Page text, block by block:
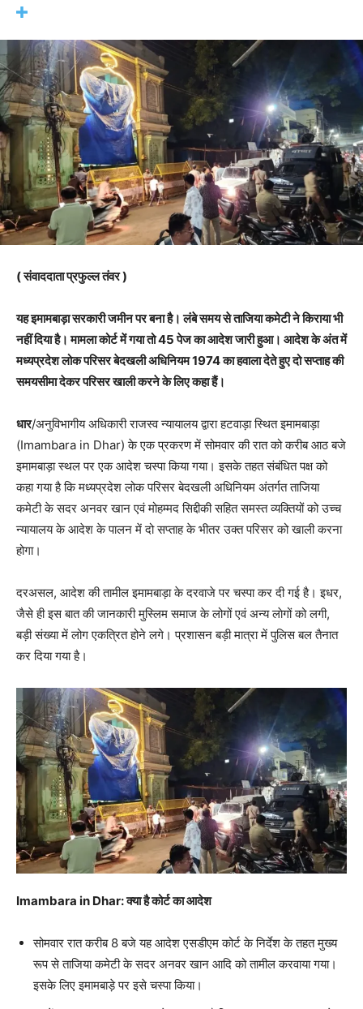
( संवाददाता प्रफुल्ल तंवर )
यह इमामबाड़ा सरकारी जमीन पर बना है। लंबे समय से ताजिया कमेटी ने किराया भी
नहीं दिया है। मामला कोर्ट में गया तो 45 पेज का आदेश जारी हुआ। आदेश के अंत में
मध्यप्रदेश लोक परिसर बेदखली अधिनियम 1974 का हवाला देते हुए दो सप्ताह की
समयसीमा देकर परिसर खाली करने के लिए कहा हैं।
धार/अनुविभागीय अधिकारी राजस्व न्यायालय द्वारा हटवाड़ा स्थित इमामबाड़ा
(Imambara in Dhar) के एक प्रकरण में सोमवार की रात को करीब आठ बजे
इमामबाड़ा स्थल पर एक आदेश चस्पा किया गया। इसके तहत संबंधित पक्ष को
कहा गया है कि मध्यप्रदेश लोक परिसर बेदखली अधिनियम अंतर्गत ताजिया
कमेटी के सदर अनवर खान एवं मोहम्मद सिद्दीकी सहित समस्त व्यक्तियों को उच्च
न्यायालय के आदेश के पालन में दो सप्ताह के भीतर उक्त परिसर को खाली करना
होगा।
दरअसल, आदेश की तामील इमामबाड़ा के दरवाजे पर चस्पा कर दी गई है। इधर,
जैसे ही इस बात की जानकारी मुस्लिम समाज के लोगों एवं अन्य लाेगों को लगी,
बड़ी संख्या में लोग एकत्रित होने लगे। प्रशासन बड़ी मात्रा में पुलिस बल तैनात
कर दिया गया है।
Imambara in Dhar: क्या है कोर्ट का आदेश
सोमवार रात करीब 8 बजे यह आदेश एसडीएम कोर्ट के निर्देश के तहत मुख्य
रूप से ताजिया कमेटी के सदर अनवर खान आदि को तामील करवाया गया।
इसके लिए इमामबाड़े पर इसे चस्पा किया।